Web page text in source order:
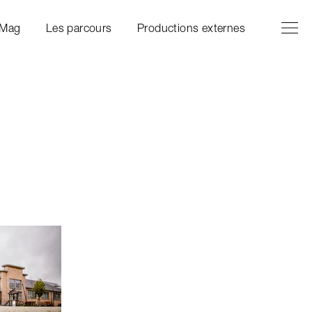
Les parcours Productions externes Ouvrir